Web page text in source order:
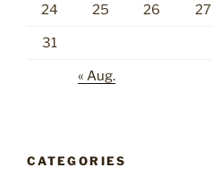
24 25 26 27
31
« Aug.
CATEGORIES